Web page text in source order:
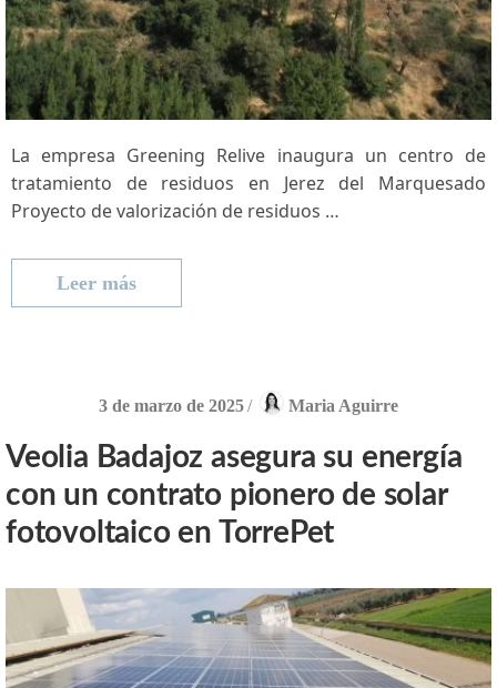
La empresa Greening Relive inaugura ‍un centro de
tratamiento de residuos en Jerez del Marquesado
Proyecto de valorización de residuos …
Leer más
3 de marzo de 2025/ Maria Aguirre
Veolia Badajoz asegura su energía
con un contrato pionero de solar
fotovoltaico en TorrePet